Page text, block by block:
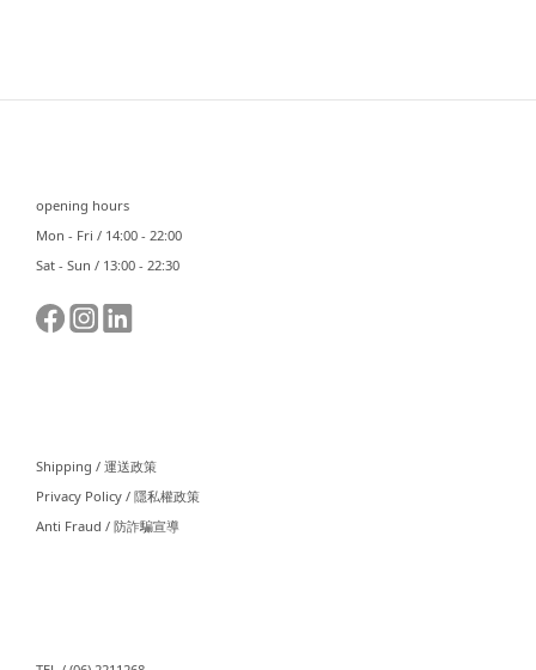
opening hours
Mon - Fri / 14:00 - 22:00
Sat - Sun / 13:00 - 22:30
Shipping / 運送政策
Privacy Policy / 隱私權政策
Anti Fraud / 防詐騙宣導